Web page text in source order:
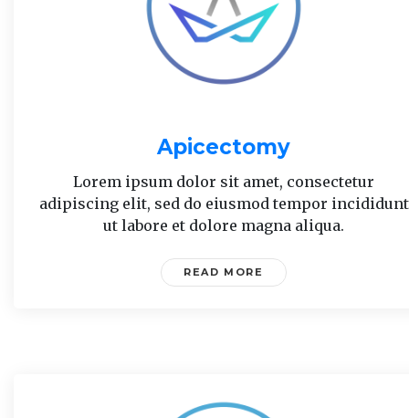
Apicectomy
Lorem ipsum dolor sit amet, consectetur
adipiscing elit, sed do eiusmod tempor incididunt
ut labore et dolore magna aliqua.
READ MORE